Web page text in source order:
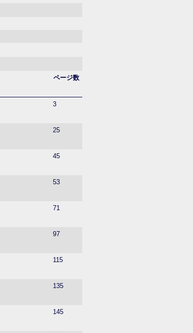
ページ数
3
25
45
53
71
97
115
135
145